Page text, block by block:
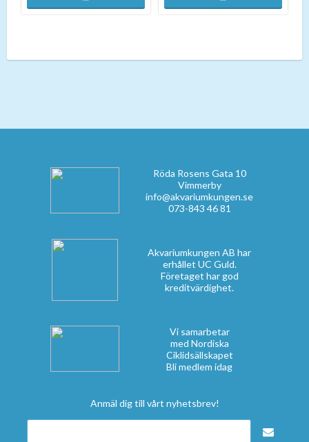
Röda Rosens Gata 10
Vimmerby
info@akvariumkungen.se
073-843 46 81
Akvariumkungen AB har
erhållet UC Guld.
Företaget har god
kreditvärdighet.
Vi samarbetar
med Nordiska
Ciklidsällskapet
Bli medlem idag
Anmäl dig till vårt nyhetsbrev!